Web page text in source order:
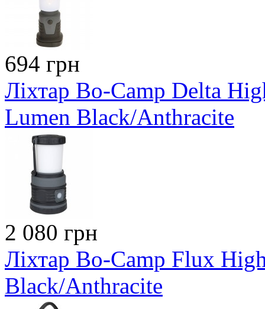
694 грн
Ліхтар Bo-Camp Delta
Lumen Black/Anthracite
2 080 грн
Ліхтар Bo-Camp Flux
Black/Anthracite